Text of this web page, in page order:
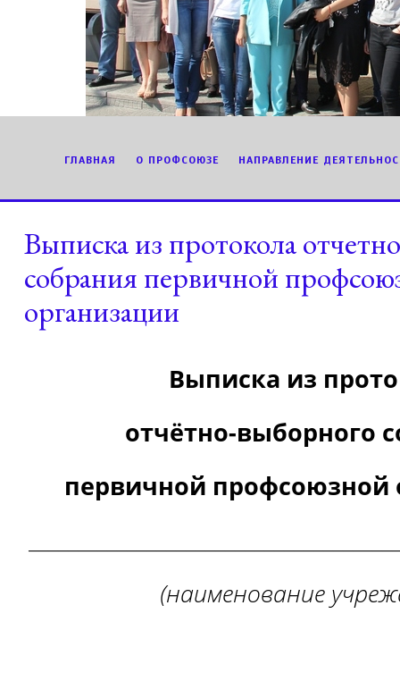
ГЛАВНАЯ О ПРОФСОЮЗЕ НАПРАВЛЕНИЕ
Выписка из протокола
собрания первичной
организации
Выписка из
отчётно-выборного
первичной профсоюзной
(наименование